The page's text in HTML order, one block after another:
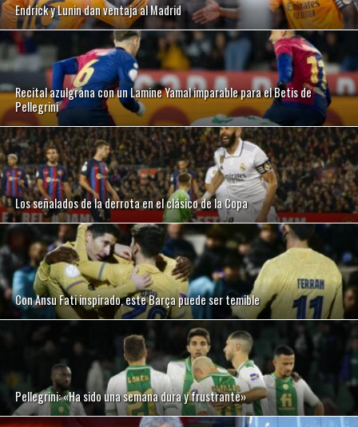
Endrick y Lunin dan ventaja al Madrid
Recital azulgrana con un Lamine Yamal imparable para el Betis de
Pellegrini
Los señalados de la derrota en el clásico de la Copa
Con Ansu Fati inspirado, este Barça puede ser temible
Pellegrini: «Ha sido una semana dura y frustrante»